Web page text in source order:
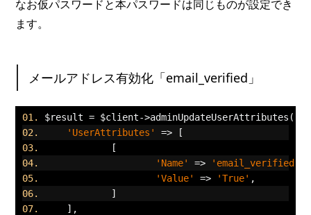
なお仮パスワードと本パスワードは同じものが設定でき
ます。
メールアドレス有効化「email_verified」
$result = $client->adminUpdateUserAttributes ([
'UserAttributes'
=>
[
[
'Name'
=> 'email_verified'
'Value'
=> 'True' ,
]
],